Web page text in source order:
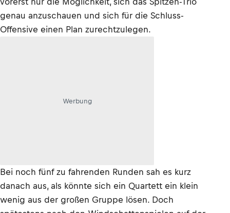
genau anzuschauen und sich für die Schluss-
Offensive einen Plan zurechtzulegen.
Werbung
Bei noch fünf zu fahrenden Runden sah es kurz
danach aus, als könnte sich ein Quartett ein klein
wenig aus der großen Gruppe lösen. Doch